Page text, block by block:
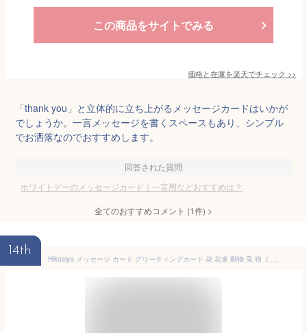
この商品をサイトでみる
価格と在庫を楽天でチェック >>
「thank you」と立体的に立ち上がるメッセージカードはいかが
でしょうか。一言メッセージを書くスペースもあり、シンプル
でお洒落なのでおすすめします。
回答された質問
ホワイトデーのメッセージカード｜一言用などおすすめは？
全てのおすすめコメント (1件) >
14th
Hikosiya メッセージ カード グリーティングカード 花 花束 動物 兎 猫 ミニ 小さめ 感謝カード 挨拶カード レトロ感 感謝の日 お礼 お祝い きらきら 箔押し フラワー イラスト 水彩 卒業 入学 入園 結婚式 招待状 誕生日 バレンタインデー 母の日 クリスマス (花束 35枚セット)